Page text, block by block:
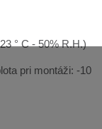
° C - 50% R.H.)
pri montáži: -10